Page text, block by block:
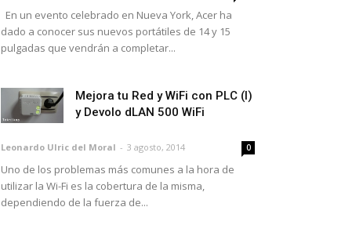
En un evento celebrado en Nueva York, Acer ha
dado a conocer sus nuevos portátiles de 14 y 15
pulgadas que vendrán a completar...
Mejora tu Red y WiFi con PLC (I)
y Devolo dLAN 500 WiFi
Leonardo Ulric del Moral - 3 agosto, 2014 0
Uno de los problemas más comunes a la hora de
utilizar la Wi-Fi es la cobertura de la misma,
dependiendo de la fuerza de...